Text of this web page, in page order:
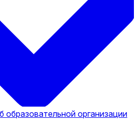
образовательной организации